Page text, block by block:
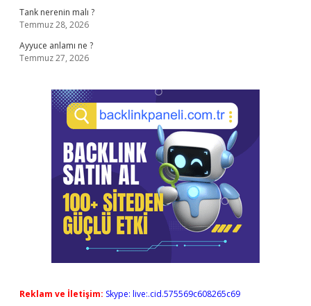
Tank nerenin malı ?
Temmuz 28, 2026
Ayyuce anlamı ne ?
Temmuz 27, 2026
Reklam ve İletişim: Skype: live:.cid.575569c608265c69